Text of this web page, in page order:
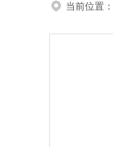
当前位置：